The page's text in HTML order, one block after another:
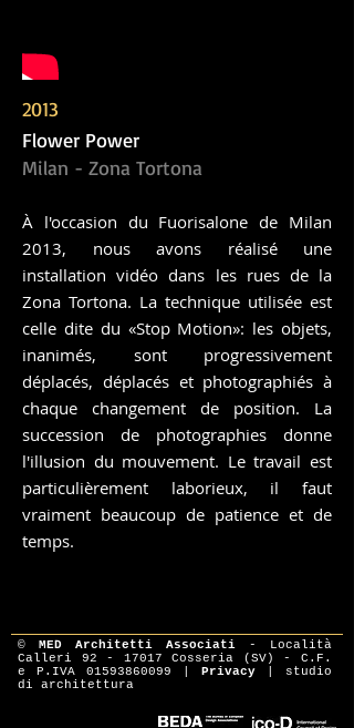
2013
Flower Power
Milan - Zona Tortona
À l'occasion du Fuorisalone de Milan
2013, nous avons réalisé une
installation vidéo dans les rues de la
Zona Tortona. La technique utilisée est
celle dite du «Stop Motion»: les objets,
inanimés, sont progressivement
déplacés, déplacés et photographiés à
chaque changement de position. La
succession de photographies donne
l'illusion du mouvement. Le travail est
particulièrement laborieux, il faut
vraiment beaucoup de patience et de
temps.
© MED Architetti Associati - Località
Calleri 92 - 17017 Cosseria (SV) - C.F.
e P.IVA 01593860099 Privacy
studio
di architettura